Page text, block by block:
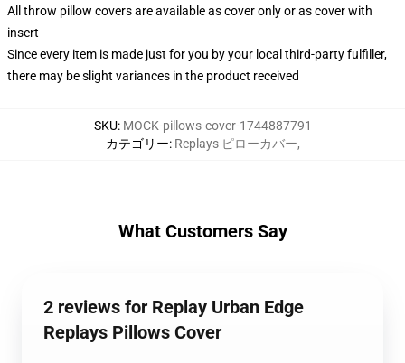
All throw pillow covers are available as cover only or as cover with
insert
Since every item is made just for you by your local third-party fulfiller,
there may be slight variances in the product received
SKU: MOCK-pillows-cover-1744887791
カテゴリー: Replays ピローカバー,
What Customers Say
2 reviews for Replay Urban Edge
Replays Pillows Cover